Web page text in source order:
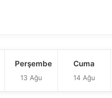
Perşembe
13 Ağu
Cuma
14 Ağu